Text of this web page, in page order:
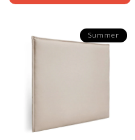
Summer